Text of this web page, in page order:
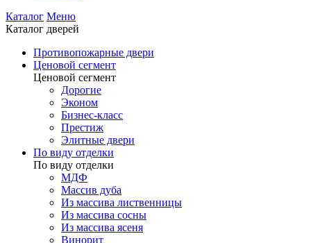
Каталог Меню
Каталог дверей
Противопожарные двери
Ценовой сегмент
Ценовой сегмент
Дорогие
Эконом
Бизнес-класс
Престиж
Элитные двери
По виду отделки
По виду отделки
МДФ
Массив дуба
Из массива лиственницы
Из массива сосны
Из массива ясеня
Винорит